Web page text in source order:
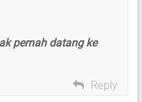
pernah datang ke
Reply